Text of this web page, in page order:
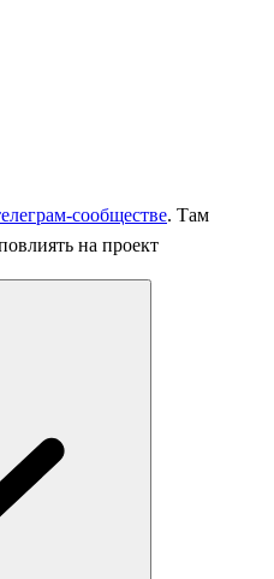
сообществе. Там
на проект